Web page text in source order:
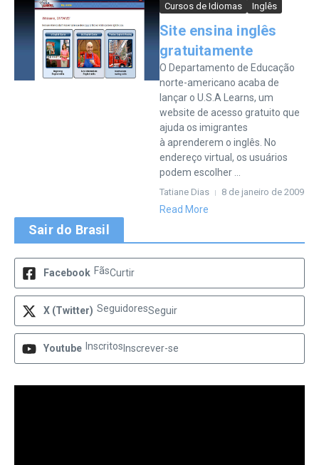
Cursos de Idiomas Inglês
Site ensina inglês
gratuitamente
O Departamento de Educação
norte-americano acaba de
lançar o U.S.A Learns, um
website de acesso gratuito que
ajuda os imigrantes
à aprenderem o inglês. No
endereço virtual, os usuários
podem escolher ...
Tatiane Dias 8 de janeiro de 2009
Read More
Sair do Brasil
Facebook FãsCurtir
X (Twitter) SeguidoresSeguir
Youtube Inscritos Inscrever-se